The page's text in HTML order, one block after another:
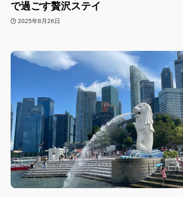
で過ごす贅沢ステイ
2025年8月26日